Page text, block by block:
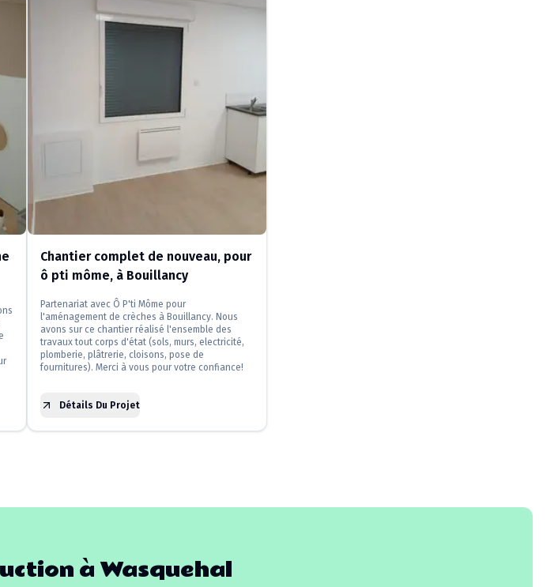
Chantier complet de nouveau, pour
ô pti môme, à Bouillancy
Partenariat avec Ô P'ti Môme pour
l'aménagement de crèches à Bouillancy. Nous
avons sur ce chantier réalisé l'ensemble des
travaux tout corps d'état (sols, murs, electricité,
plomberie, plâtrerie, cloisons, pose de
fournitures). Merci à vous pour votre confiance!
Détails Du Projet
àWasquehal